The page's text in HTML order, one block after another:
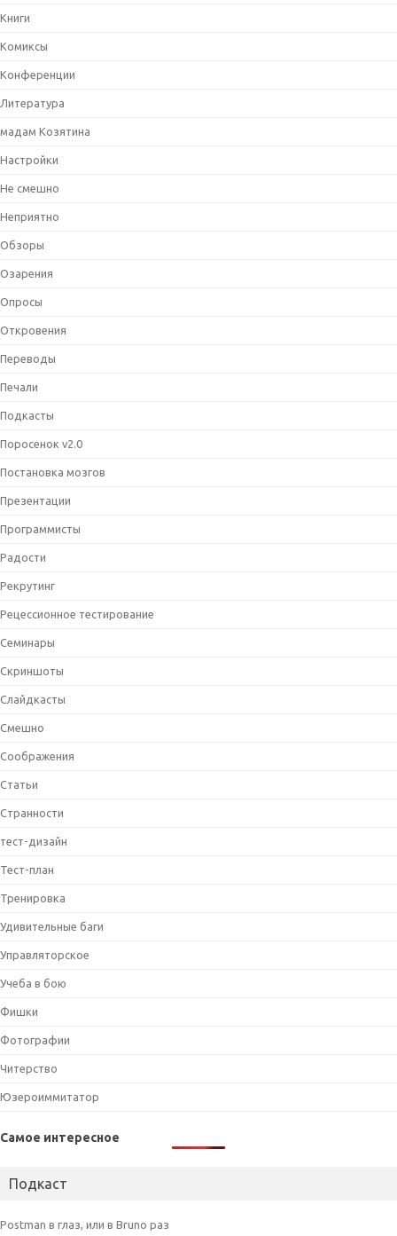
Книги
Комиксы
Конференции
Литература
мадам Козятина
Настройки
Не смешно
Неприятно
Обзоры
Озарения
Опросы
Откровения
Переводы
Печали
Подкасты
Поросенок v2.0
Постановка мозгов
Презентации
Программисты
Радости
Рекрутинг
Рецессионное тестирование
Семинары
Скриншоты
Слайдкасты
Смешно
Соображения
Статьи
Странности
тест-дизайн
Тест-план
Тренировка
Удивительные баги
Управляторское
Учеба в бою
Фишки
Фотографии
Читерство
Юзероиммитатор
Самое интересное
Подкаст
Postman в глаз, или в Bruno раз